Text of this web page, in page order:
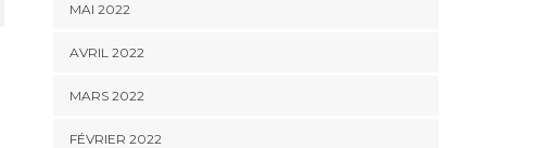
MAI 2022
AVRIL 2022
MARS 2022
FÉVRIER 2022